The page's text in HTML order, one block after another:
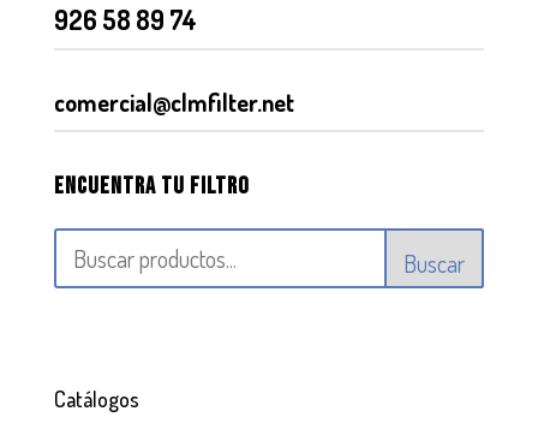
926 58 89 74
comercial@clmfilter.net
Encuentra tu filtro
Buscar
Catálogos